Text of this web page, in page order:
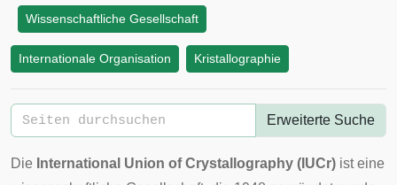
Wissenschaftliche Gesellschaft
Internationale Organisation Kristallographie
Erweiterte Suche
Die International Union of Crystallography (IUCr) ist eine